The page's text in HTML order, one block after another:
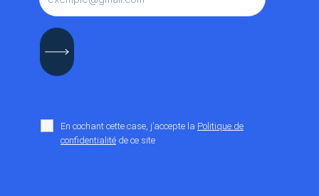
En cochant cette case, j’accepte la Politique de
confidentialité de ce site